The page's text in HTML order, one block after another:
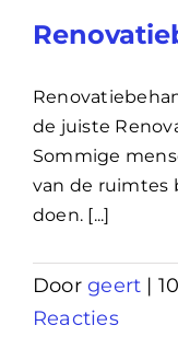
de juiste
Sommige
van de ruimtes
doen. [...]
Doorgeert |
Reacties